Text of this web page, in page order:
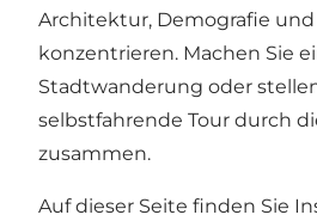
Architektur, Demografie
konzentrieren. Machen Sie
Stadtwanderung oder
selbstfahrende Tour durch
zusammen.
Auf dieser Seite finden Sie